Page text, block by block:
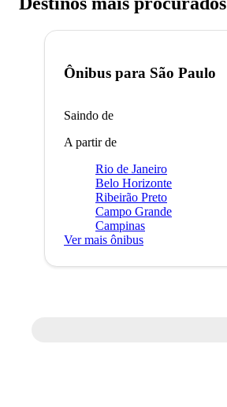
Ônibus para São Paulo
Saindo de
A partir de
Rio de Janeiro
Belo Horizonte
Ribeirão Preto
Campo Grande
Campinas
Ver mais ônibus